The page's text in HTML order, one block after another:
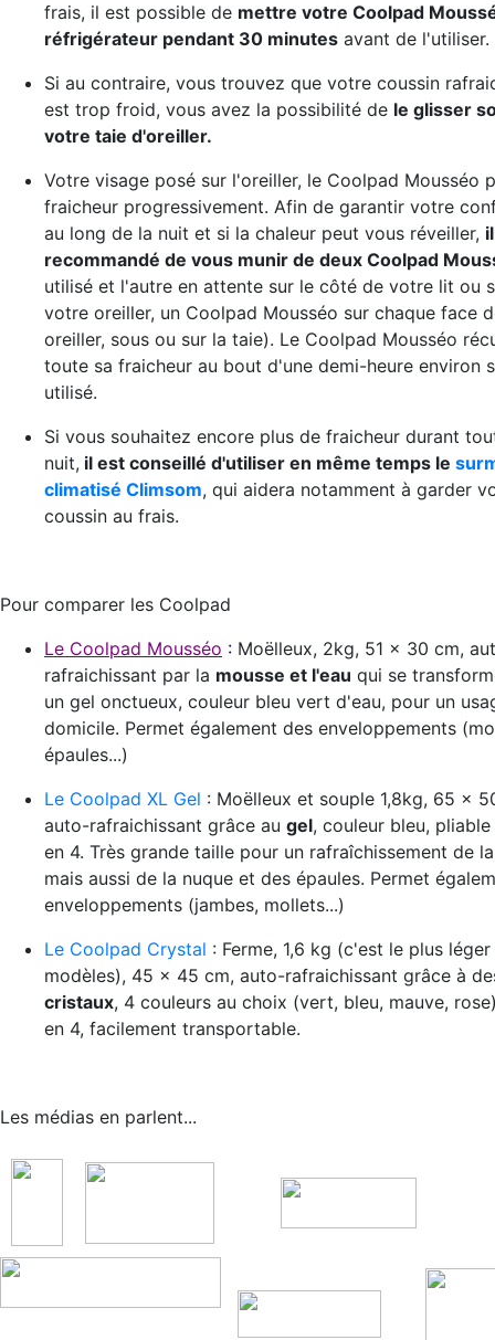
frais, il est possible de mettre votre Coolpad
réfrigérateur pendant 30 minutes avant de l'utiliser.
Si au contraire, vous trouvez que votre coussin
est trop froid, vous avez la possibilité de le glisser
votre taie d'oreiller.
Votre visage posé sur l'oreiller, le Coolpad Mousséo
fraicheur progressivement. Afin de garantir votre
au long de la nuit et si la chaleur peut vous réveiller,
recommandé de vous munir de deux Coolpad
utilisé et l'autre en attente sur le côté de votre lit ou
votre oreiller, un Coolpad Mousséo sur chaque face
oreiller, sous ou sur la taie). Le Coolpad Mousséo
toute sa fraicheur au bout d'une demi-heure environ
utilisé.
Si vous souhaitez encore plus de fraicheur durant
nuit, il est conseillé d'utiliser en même temps le
climatisé Climsom, qui aidera notamment à garder
coussin au frais.
Pour comparer les Coolpad
Le Coolpad Mousséo : Moëlleux, 2kg, 51 x 30 cm,
rafraichissant par la mousse et l'eau qui se
un gel onctueux, couleur bleu vert d'eau, pour un
domicile. Permet également des enveloppements
épaules...)
Le Coolpad XL Gel : Moëlleux et souple 1,8kg, 65 x
auto-rafraichissant grâce au gel, couleur bleu,
en 4. Très grande taille pour un rafraîchissement de
mais aussi de la nuque et des épaules. Permet
enveloppements (jambes, mollets...)
Le Coolpad Crystal : Ferme, 1,6 kg (c'est le plus
modèles), 45 x 45 cm, auto-rafraichissant grâce à
cristaux, 4 couleurs au choix (vert, bleu, mauve,
en 4, facilement transportable.
Les médias en parlent...